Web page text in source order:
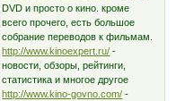
DVD и просто о кино. кроме
всего прочего, есть большое
собрание переводов к фильмам.
http://www.kinoexpert.ru/ -
новости, обзоры, рейтинги,
статистика и многое другое
http://www.kino-govno.com/ -